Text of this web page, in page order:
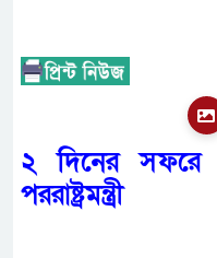
২ দিনের সফরে
পররাষ্ট্রমন্ত্রী